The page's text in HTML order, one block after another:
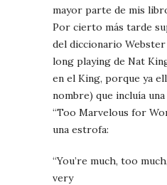
mayor parte de mis
Por cierto más tarde
del diccionario
long playing de Nat
en el King, porque ya
nombre) que incluía
“Too Marvelous for
una estrofa:
“You’re much, too
very